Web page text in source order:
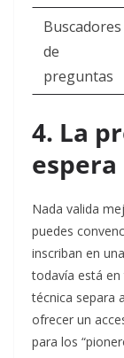
Buscadores
de
preguntas
4. La
Nada valida
puedes
inscriban en
todavía está en
técnica separa
ofrecer un
para los